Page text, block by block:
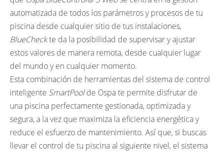
automatizada de todos los parámetros y procesos de tu
piscina desde cualquier sitio de tus instalaciones,
BlueCheckte da la posibilidad de supervisar y ajustar
estos valores de manera remota, desde cualquier lugar
del mundo y en cualquier momento.
Esta combinación de herramientas del sistema de control
inteligente SmartPoolde Ospa te permite disfrutar de
una piscina perfectamente gestionada, optimizada y
segura, a la vez que maximiza la eficiencia energética y
reduce el esfuerzo de mantenimiento. Así que, si buscas
llevar el control de tu piscina al siguiente nivel, el sistema